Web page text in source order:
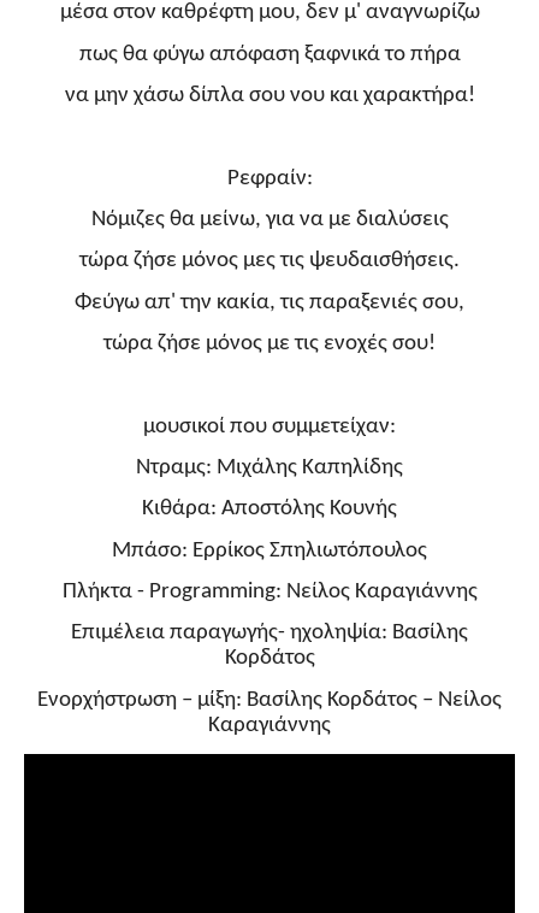
μέσα στον καθρέφτη μου, δεν μ' αναγνωρίζω
πως θα φύγω απόφαση ξαφνικά το πήρα
να μην χάσω δίπλα σου νου και χαρακτήρα!
Ρεφραίν:
Νόμιζες θα μείνω, για να με διαλύσεις
τώρα ζήσε μόνος μες τις ψευδαισθήσεις.
Φεύγω απ' την κακία, τις παραξενιές σου,
τώρα ζήσε μόνος με τις ενοχές σου!
μουσικοί που συμμετείχαν:
Ντραμς: Μιχάλης Καπηλίδης
Κιθάρα: Αποστόλης Κουνής
Μπάσο: Ερρίκος Σπηλιωτόπουλος
Πλήκτα - Programming: Νείλος Καραγιάννης
Επιμέλεια παραγωγής- ηχοληψία: Βασίλης
Κορδάτος
Ενορχήστρωση – μίξη: Βασίλης Κορδάτος – Νείλος
Καραγιάννης